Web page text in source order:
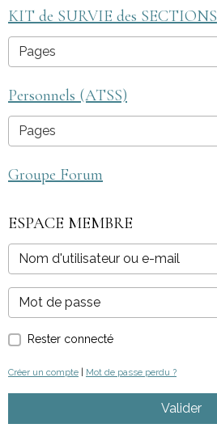
KIT de SURVIE des SECTIONS
Personnels (ATSS)
Groupe Forum
ESPACE MEMBRE
Rester connecté
Créer un compte Mot de passe perdu ?
Valider